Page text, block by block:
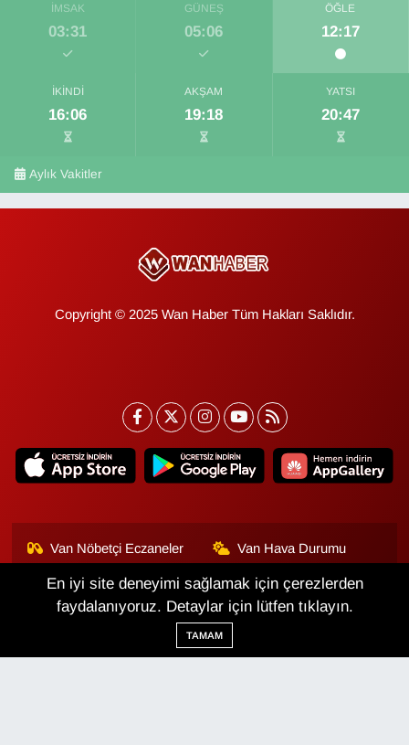
İMSAK
03:31
GÜNEŞ
05:06
ÖĞLE
12:17
İKINDI
16:06
AKŞAM
19:18
YATSI
20:47
Aylık Vakitler
Copyright © 2025 Wan Haber Tüm Hakları Saklıdır.
Van Nöbetçi Eczaneler Van Hava Durumu
Van Namaz Vakitleri
Van Trafik Yoğunluk
Haritası
Puan Durumu ve Fikstür
En iyi site deneyimi sağlamak için çerezlerden
faydalanıyoruz. Detaylar için lütfen tıklayın.
TAMAM